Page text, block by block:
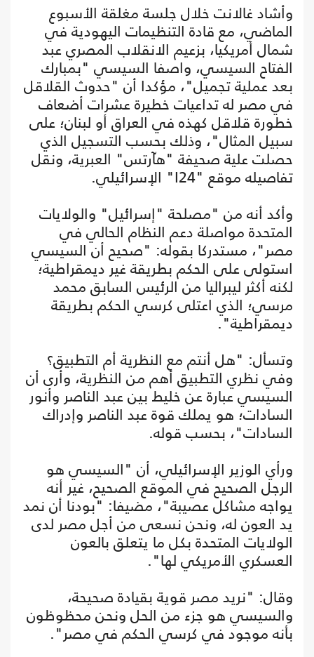
وأشاد غالانت خلال جلسة مغلقة الأسبوع
الماضي، مع قادة التنظيمات اليهودية في
شمال أمريكيا، بزعيم الانقلاب المصري عبد
الفتاح السيسي، واصفا السيسي "بمبارك
بعد عملية تجميل"، مؤكدا أن "حدوث القلاقل
في مصر له تداعيات خطيرة عشرات أضعاف
خطورة قلاقل كهذه في العراق أو لبنان؛ على
سبيل المثال"، وذلك بحسب التسجيل الذي
حصلت علية صحيفة "هآرتس" العبرية، ونقل
تفاصيله موقع "I24" الإسرائيلي.
وأكد أنه من "مصلحة "إسرائيل" والولايات
المتحدة مواصلة دعم النظام الحالي في
مصر"، مستدركا بقوله: "صحيح أن السيسي
استولى على الحكم بطريقة غير ديمقراطية؛
لكنه أكثر ليبراليا من الرئيس السابق محمد
مرسي؛ الذي اعتلى كرسي الحكم بطريقة
ديمقراطية".
وتسأل: "هل أنتم مع النظرية أم التطبيق؟
وفي نظري التطبيق أهم من النظرية، وأرى أن
السيسي عبارة عن خليط بين عبد الناصر وأنور
السادات؛ هو يملك قوة عبد الناصر وإدراك
السادات"، بحسب قوله.
ورأي الوزير الإسرائيلي، أن "السيسي هو
الرجل الصحيح في الموقع الصحيح، غير أنه
يواجه مشاكل عصيبة"، مضيفا: "بودنا أن نمد
يد العون له، ونحن نسعى من أجل مصر لدى
الولايات المتحدة بكل ما يتعلق بالعون
العسكري الأمريكي لها".
وقال: "نريد مصر قوية بقيادة صحيحة،
والسيسي هو جزء من الحل ونحن محظوظون
بأنه موجود في كرسي الحكم في مصر".